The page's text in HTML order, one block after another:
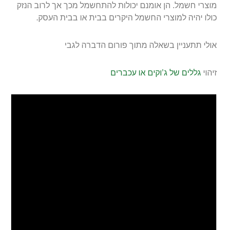
מוצרי חשמל. הן אומנם יכולות להתחשמל מכך אך לרוב הנזק
כולו יהיה למוצרי החשמל היקרים בבית או בבית העסק.
אולי תתעניין בשאלה מתוך פורום הדברה לגבי
זיהוי גללים של ג’וקים או עכברים